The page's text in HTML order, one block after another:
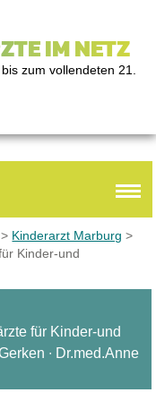
IM NETZ
zum vollendeten 21.
> Kinderarzt Marburg >
Kinder-und
für Kinder-und
∙ Dr.med.Anne